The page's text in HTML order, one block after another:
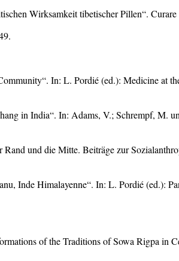
Wirksamkeit tibetischer Pillen“.
In: L. Pordié (ed.): Medicine at
in India“. In: Adams, V.; Schrempf, M.
und die Mitte. Beiträge zur
Inde Himalayenne“. In: L. Pordié (ed.):
of the Traditions of Sowa Rigpa in